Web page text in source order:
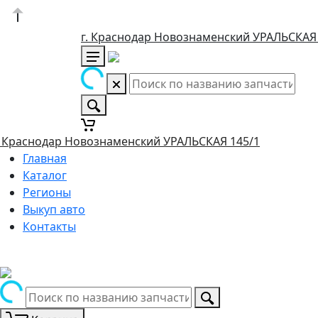
г. Краснодар Новознаменский УРАЛЬСКАЯ
Краснодар Новознаменский УРАЛЬСКАЯ 145/1
Главная
Каталог
Регионы
Выкуп авто
Контакты